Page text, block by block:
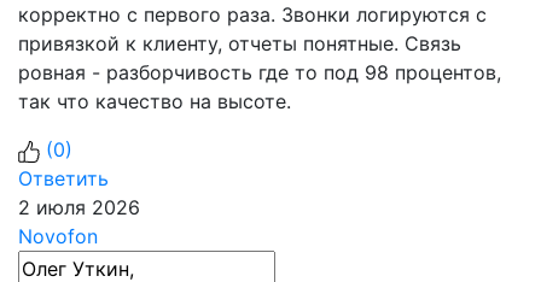
корректно с первого раза. Звонки логируются с
привязкой к клиенту, отчеты понятные. Связь
ровная - разборчивость где то под 98 процентов,
так что качество на высоте.
(0)
Ответить
2 июля 2026
Novofon